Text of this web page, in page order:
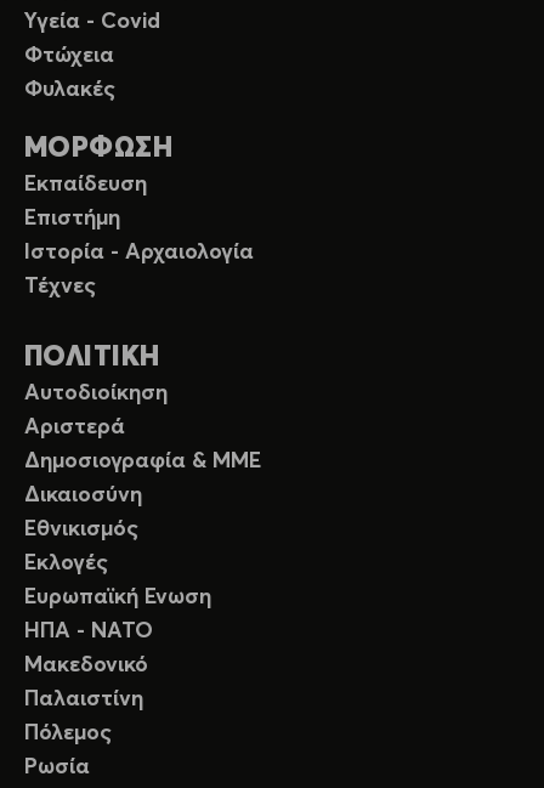
Υγεία - Covid
Φτώχεια
Φυλακές
ΜΟΡΦΩΣΗ
Εκπαίδευση
Επιστήμη
Ιστορία - Αρχαιολογία
Τέχνες
ΠΟΛΙΤΙΚΗ
Αυτοδιοίκηση
Αριστερά
Δημοσιογραφία & ΜΜΕ
Δικαιοσύνη
Εθνικισμός
Εκλογές
Ευρωπαϊκή Ενωση
ΗΠΑ - ΝΑΤΟ
Μακεδονικό
Παλαιστίνη
Πόλεμος
Ρωσία